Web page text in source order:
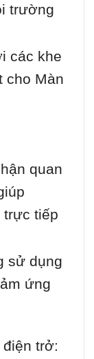
trường
các khe
cho Màn
quan
tiếp
sử dụng
ứng
trở: